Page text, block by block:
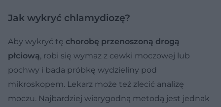
Jak wykryć chlamydiozę?
Aby wykryć tę chorobę przenoszoną drogą
płciową, robi się wymaz z cewki moczowej lub
pochwy i bada próbkę wydzieliny pod
mikroskopem. Lekarz może też zlecić analizę
moczu. Najbardziej wiarygodną metodą jest jednak